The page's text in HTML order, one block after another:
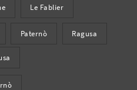
Le Fablier
Paternò Ragusa